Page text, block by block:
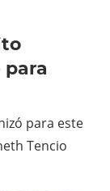
para este
Tencio